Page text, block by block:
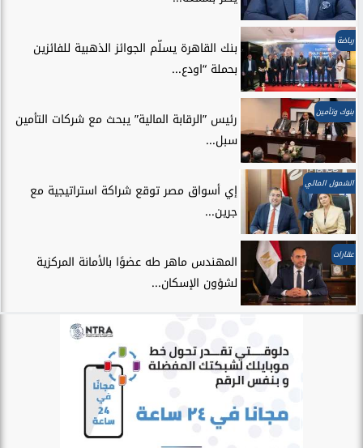
رياضة
بنك القاهرة يسلّم الجوائز الذهبية للفائزين
بحملة “اودع...
بنوك وتأمين
رئيس ”الرقابة المالية” يبحث مع شركات التأمين
سبل...
الشمول المالي
إي أسواق مصر توقع شراكة استراتيجية مع
جرين...
عقارات
المهندس ماهر طه عضوًا بالأمانة المركزية
لشؤون الإسكان...